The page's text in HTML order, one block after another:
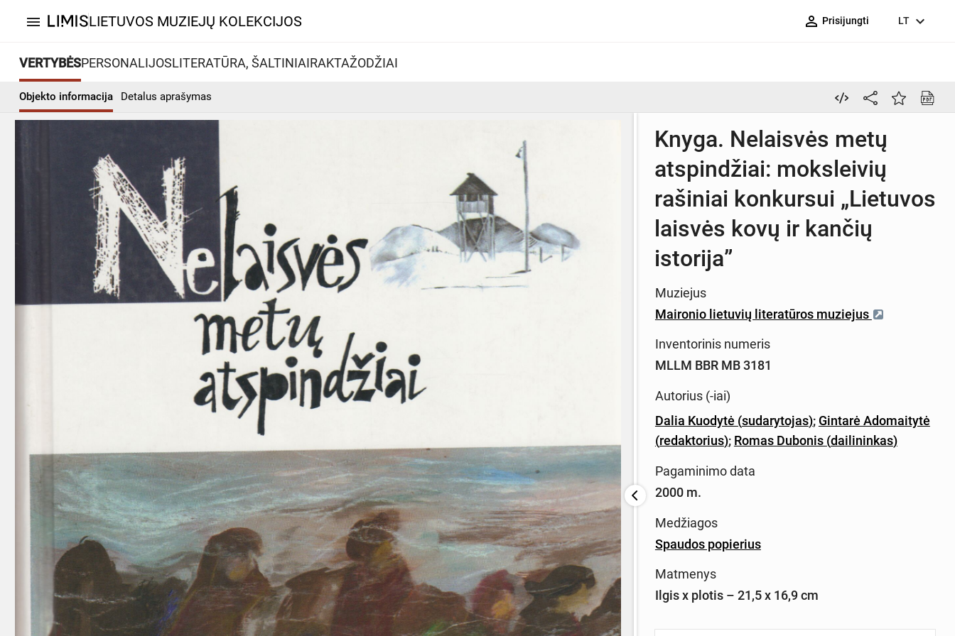
menu LIETUVOS MUZIEJŲ KOLEKCIJOS person_outline Prisijungti LT expand_more
VERTYBĖSPERSONALIJOSLITERATŪRA, ŠALTINIAIRAKTAŽODŽIAI
Objekto informacija Detalus aprašymas
Knyga. Nelaisvės metų
atspindžiai: moksleivių
rašiniai konkursui „Lietuvos
laisvės kovų ir kančių
istorija”
Muziejus
Maironio lietuvių literatūros muziejus
Inventorinis numeris
MLLM BBR MB 3181
Autorius (-iai)
Dalia Kuodytė (sudarytojas); Gintarė Adomaitytė
(redaktorius); Romas Dubonis (dailininkas)
Pagaminimo data
2000 m.
Medžiagos
Spaudos popierius
Matmenys
Ilgis x plotis – 21,5 x 16,9 cm